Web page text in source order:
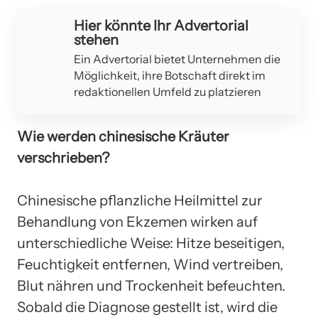
Hier könnte Ihr Advertorial
stehen
Ein Advertorial bietet Unternehmen die
Möglichkeit, ihre Botschaft direkt im
redaktionellen Umfeld zu platzieren
Wie werden chinesische Kräuter
verschrieben?
Chinesische pflanzliche Heilmittel zur
Behandlung von Ekzemen wirken auf
unterschiedliche Weise: Hitze beseitigen,
Feuchtigkeit entfernen, Wind vertreiben,
Blut nähren und Trockenheit befeuchten.
Sobald die Diagnose gestellt ist, wird die